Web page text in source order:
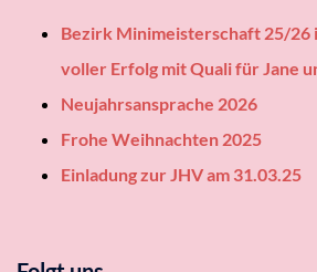
Bezirk Minimeisterschaft 25/26
voller Erfolg mit Quali für Jane
Neujahrsansprache 2026
Frohe Weihnachten 2025
Einladung zur JHV am 31.03.25